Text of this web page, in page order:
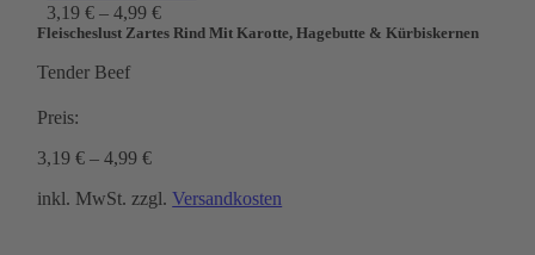
3,19€ –4,99€
Fleischeslust Zartes Rind Mit Karotte, Hagebutte & Kürbiskernen
Tender Beef
Preis:
3,19€ –4,99€
inkl. MwSt. zzgl.Versandkosten